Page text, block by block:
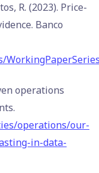
R. (2023). Price-
Banco
operations
operations/our-
in-data-